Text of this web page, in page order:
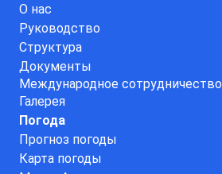
О нас
Руководство
Структура
Документы
Международное сотрудничество
Галерея
Погода
Прогноз погоды
Карта погоды